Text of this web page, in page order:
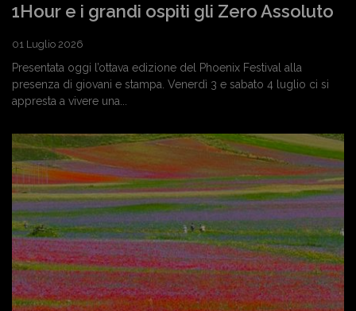
1Hour e i grandi ospiti gli Zero Assoluto
01 Luglio 2026
Presentata oggi l’ottava edizione del Phoenix Festival alla
presenza di giovani e stampa. Venerdì 3 e sabato 4 luglio ci si
appresta a vivere una...